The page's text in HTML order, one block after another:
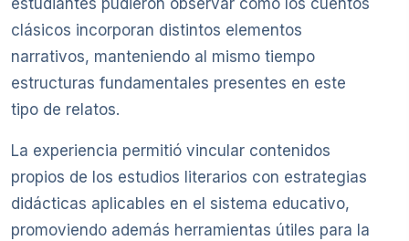
estudiantes pudieron observar cómo los cuentos
clásicos incorporan distintos elementos
narrativos, manteniendo al mismo tiempo
estructuras fundamentales presentes en este
tipo de relatos.
La experiencia permitió vincular contenidos
propios de los estudios literarios con estrategias
didácticas aplicables en el sistema educativo,
promoviendo además herramientas útiles para la